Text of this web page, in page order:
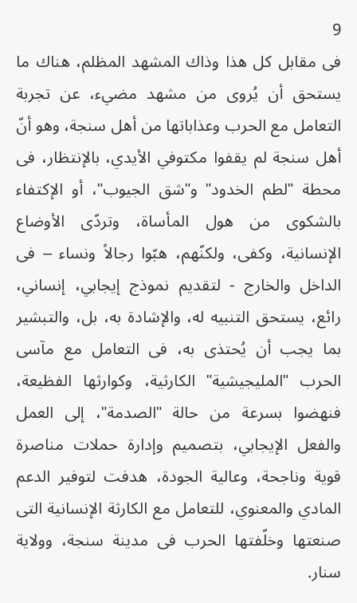
9
فى مقابل كل هذا وذاك المشهد المظلم، هناك ما
يستحق أن يُروى من مشهد مضيء، عن تجربة
التعامل مع الحرب وعذاباتها من أهل سنجة، وهو أنّ
أهل سنجة لم يقفوا مكتوفي الأيدي، بالإنتظار، فى
محطة "لطم الخدود" و"شق الجيوب"، أو الإكتفاء
بالشكوى من هول المأساة، وتردّى الأوضاع
الإنسانية، وكفى، ولكنّهم، هبّوا رجالاً ونساء – فى
الداخل والخارج - لتقديم نموذج إيجابي، إنساني،
رائع، يستحق التنبيه له، والإشادة به، بل، والتبشير
بما يجب أن يُحتذى به، فى التعامل مع مآسى
الحرب "المليجيشية" الكارثية، وكوارثها الفظيعة،
فنهضوا بسرعة من حالة "الصدمة"، إلى العمل
والفعل الإيجابي، بتصميم وإدارة حملات مناصرة
قوية وناجحة، وعالية الجودة، هدفت لتوفير الدعم
المادي والمعنوي، للتعامل مع الكارثة الإنسانية التى
صنعتها وخلّفتها الحرب فى مدينة سنجة، وولاية
سنار.